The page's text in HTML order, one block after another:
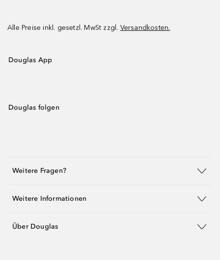
Alle Preise inkl. gesetzl. MwSt zzgl. Versandkosten.
Douglas App
Douglas folgen
Weitere Fragen?
Weitere Informationen
Über Douglas